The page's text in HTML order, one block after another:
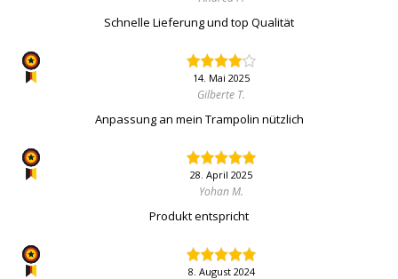
Schnelle Lieferung und top Qualität
14. Mai 2025
Gilberte T.
Anpassung an mein Trampolin nützlich
28. April 2025
Yohan M.
Produkt entspricht
8. August 2024